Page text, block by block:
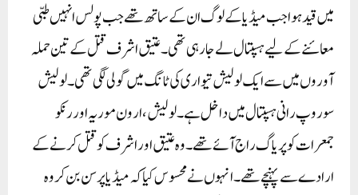
میں قید ہوا جب میڈیا کے لوگ ان کے ساتھ تھے جب پولس انہیں طبی
معائنے کے لیے ہسپتال لے جا رہی تھی۔عتیق اشرف قتل کے تین حملہ
آوروں میں سے ایک لولیش تیواری کی ٹانگ میں گولی لگی تھی۔ لولیش
سوروپ رانی ہسپتال میں داخل ہے۔ لولیش، ارون موریہ اور رنکو
جمعرات کو پریاگ راج آئے تھے۔ وہ عتیق اور اشرف کو قتل کرنے کے
ارادے سے پہنچے تھے۔ انہوں نے محسوس کیا کہ میڈیا پرسن بن کر وہ